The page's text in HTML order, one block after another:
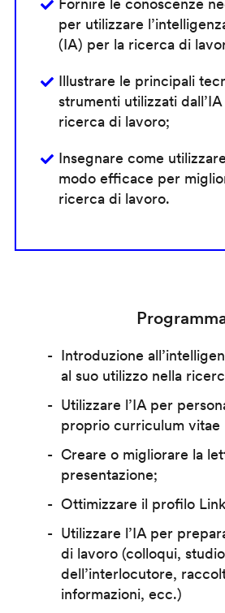
per utilizzare
(IA) per la ricerca di
Illustrare le principali
strumenti utilizzati
ricerca di lavoro;
Insegnare come
modo efficace per
ricerca di lavoro.
Introduzione
al suo utilizzo nella
Utilizzare l’IA per
proprio curriculum vitae
Creare o migliorare la
presentazione;
Ottimizzare il profilo
Utilizzare l’IA per
di lavoro (colloqui,
dell’interlocutore,
informazioni, ecc.)